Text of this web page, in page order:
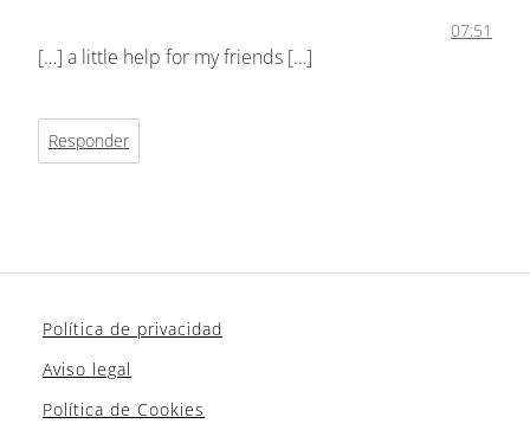
07:51
[…] a little help for my friends […]
Responder
Política de privacidad
Aviso legal
Política de Cookies